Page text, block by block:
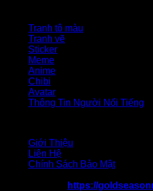
Tranh tô màu
Tranh vẽ
Sticker
Meme
Anime
Chibi
Avatar
Thông Tin Người Nổi Tiếng
Giới Thiệu
Liên Hệ
Chính Sách Bảo Mật
https://